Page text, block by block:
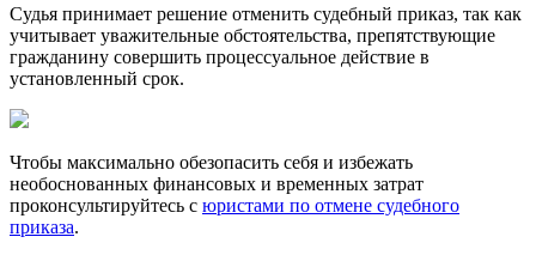
Судья принимает решение отменить судебный приказ, так как
учитывает уважительные обстоятельства, препятствующие
гражданину совершить процессуальное действие в
установленный срок.
Чтобы максимально обезопасить себя и избежать
необоснованных финансовых и временных затрат
проконсультируйтесь с юристами по отмене судебного
приказа.